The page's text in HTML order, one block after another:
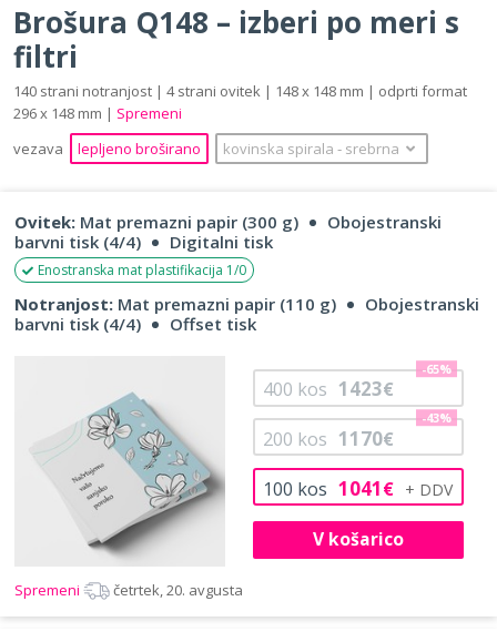
Brošura Q148 – izberi po meri s
filtri
140 strani notranjost | 4 strani ovitek | 148 x 148 mm | odprti format
296 x 148 mm | Spremeni
vezava
lepljeno broširano kovinska spirala ‐ srebrna
Ovitek: Mat premazni papir (300 g)
Obojestranski
barvni tisk (4/4)
Digitalni tisk
Enostranska mat plastifikacija 1/0
Notranjost: Mat premazni papir (110 g)
Obojestranski
barvni tisk (4/4)
Offset tisk
100 kos 1041€
200 kos 1170€
-43%
400 kos 1423€
-65%
V košarico
Spremeni četrtek, 20. avgusta